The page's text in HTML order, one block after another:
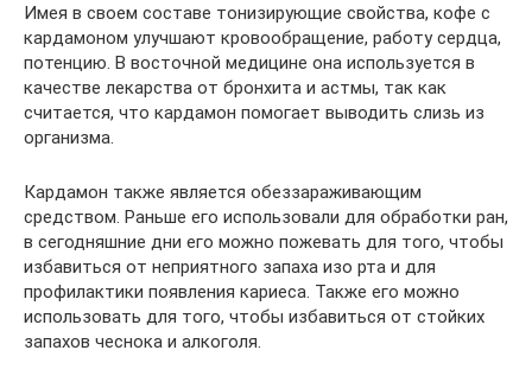
Имея в своем составе тонизирующие свойства, кофе с
кардамоном улучшают кровообращение, работу сердца,
потенцию. В восточной медицине она используется в
качестве лекарства от бронхита и астмы, так как
считается, что кардамон помогает выводить слизь из
организма.
Кардамон также является обеззараживающим
средством. Раньше его использовали для обработки ран,
в сегодняшние дни его можно пожевать для того, чтобы
избавиться от неприятного запаха изо рта и для
профилактики появления кариеса. Также его можно
использовать для того, чтобы избавиться от стойких
запахов чеснока и алкоголя.